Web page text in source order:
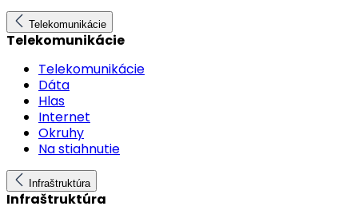
Telekomunikácie
Telekomunikácie
Telekomunikácie
Dáta
Hlas
Internet
Okruhy
Na stiahnutie
Infraštruktúra
Infraštruktúra